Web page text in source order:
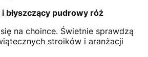
błyszczący pudrowy róż
na choince. Świetnie sprawdzą
stroików i aranżacji